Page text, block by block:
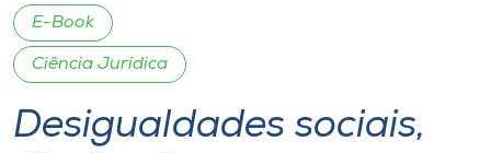
Cultura
CPA
E-Book
Ciência Jurídica
Desigualdades sociais,